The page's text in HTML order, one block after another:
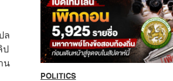
ล
ป
น
POLITICS